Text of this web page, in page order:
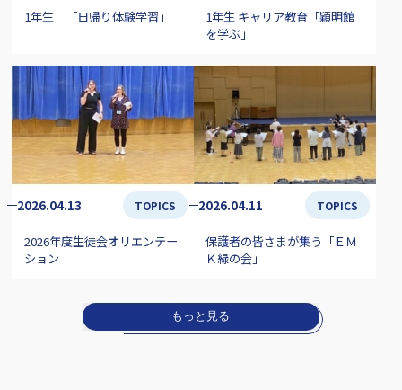
1年生 「日帰り体験学習」
1年生 キャリア教育「穎明館
を学ぶ」
2026.04.13 TOPICS
2026年度生徒会オリエンテー
ション
2026.04.11 TOPICS
保護者の皆さまが集う「ＥＭ
Ｋ緑の会」
もっと見る